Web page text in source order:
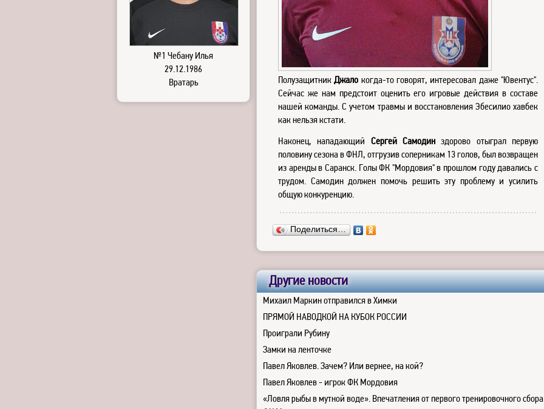
ПолузащитникДжало когда-то говорят, интересовал даже "Ювентус".
Сейчас же нам предстоит оценить его игровые действия в составе
нашей команды. С учетом травмы и восстановления Эбесилио хавбек
как нельзя кстати.
Наконец, нападающий Сергей Самодин здорово отыграл первую
половину сезона в ФНЛ, отгрузив соперникам 13 голов, был возвращен
из аренды в Саранск. Голы ФК "Мордовия" в прошлом году давались с
трудом. Самодин должен помочь решить эту проблему и усилить
общую конкуренцию.
Поделиться…
Другие новости
Михаил Маркин отправился в Химки
ПРЯМОЙ НАВОДКОЙ НА КУБОК РОССИИ
Проиграли Рубину
Замки на ленточке
Павел Яковлев. Зачем? Или вернее, на кой?
Павел Яковлев - игрок ФК Мордовия
«Ловля рыбы в мутной воде». Впечатления от первого тренировочного сбора
№1 Чебану Илья
29.12.1986
Вратарь